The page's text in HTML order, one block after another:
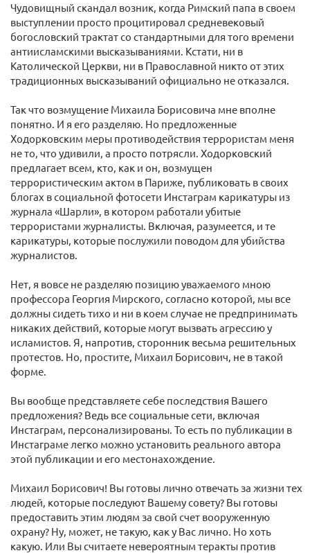
Чудовищный скандал возник, когда Римский папа в своем
выступлении просто процитировал средневековый
богословский трактат со стандартными для того времени
антиисламскими высказываниями. Кстати, ни в
Католической Церкви, ни в Православной никто от этих
традиционных высказываний официально не отказался.
Так что возмущение Михаила Борисовича мне вполне
понятно. И я его разделяю. Но предложенные
Ходорковским меры противодействия террористам меня
не то, что удивили, а просто потрясли. Ходорковский
предлагает всем, кто, как и он, возмущен
террористическим актом в Париже, публиковать в своих
блогах в социальной фотосети Инстаграм карикатуры из
журнала «Шарли», в котором работали убитые
террористами журналисты. Включая, разумеется, и те
карикатуры, которые послужили поводом для убийства
журналистов.
Нет, я вовсе не разделяю позицию уважаемого мною
профессора Георгия Мирского, согласно которой, мы все
должны сидеть тихо и ни в коем случае не предпринимать
никаких действий, которые могут вызвать агрессию у
исламистов. Я, напротив, сторонник весьма решительных
протестов. Но, простите, Михаил Борисович, не в такой
форме.
Вы вообще представляете себе последствия Вашего
предложения? Ведь все социальные сети, включая
Инстаграм, персонализированы. То есть по публикации в
Инстаграме легко можно установить реального автора
этой публикации и его местонахождение.
Михаил Борисович! Вы готовы лично отвечать за жизни тех
людей, которые последуют Вашему совету? Вы готовы
предоставить этим людям за свой счет вооруженную
охрану? Ну, может, не такую, как у Вас лично. Но хоть
какую. Или Вы считаете невероятным теракты против